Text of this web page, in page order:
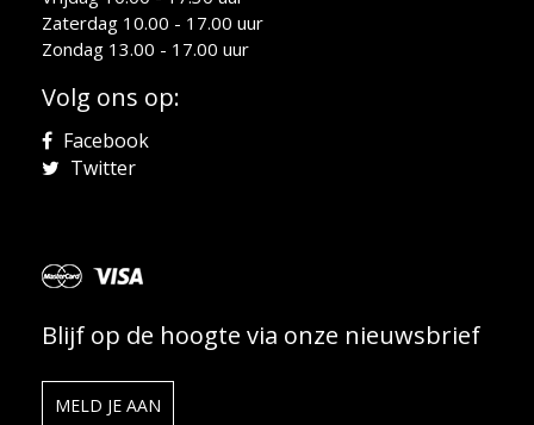
Zaterdag 10.00 - 17.00 uur
Zondag 13.00 - 17.00 uur
Volg ons op:
Facebook
Twitter
Blijf op de hoogte via onze nieuwsbrief
MELD JE AAN